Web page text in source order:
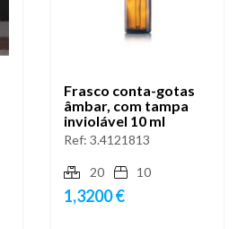
Frasco conta-gotas
âmbar, com tampa
inviolável 10 ml
Ref: 3.4121813
20 10
1,3200 €